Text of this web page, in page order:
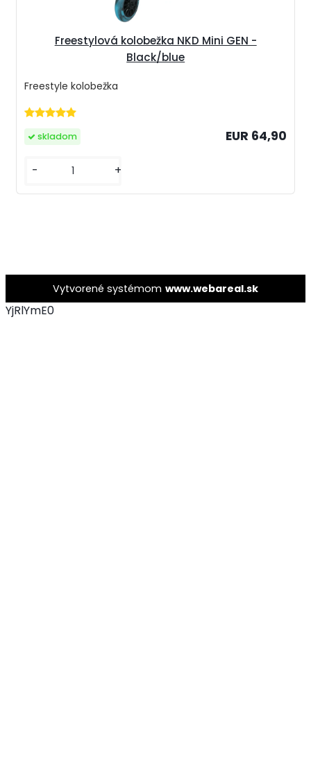
Freestylová kolobežka NKD Mini GEN -
Black/blue
Freestyle kolobežka
EUR 64,90
- +
skladom
Vytvorené systémom www.webareal.sk
YjRlYmE0